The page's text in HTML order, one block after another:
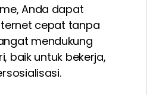
Anda dapat
cepat tanpa
mendukung
baik untuk bekerja,